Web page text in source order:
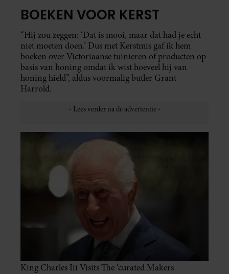
BOEKEN VOOR KERST
“Hij zou zeggen: ‘Dat is mooi, maar dat had je echt
niet moeten doen.’ Dus met Kerstmis gaf ik hem
boeken over Victoriaanse tuinieren of producten op
basis van honing omdat ik wist hoeveel hij van
honing hield”, aldus voormalig butler Grant
Harrold.
King Charles Iii Visits The ‘curated Makers